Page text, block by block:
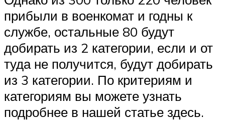
прибыли в военкомат и годны к
службе, остальные 80 будут
добирать из 2 категории, если и от
туда не получится, будут добирать
из 3 категории. По критериям и
категориям вы можете узнать
подробнее в нашей статье здесь.